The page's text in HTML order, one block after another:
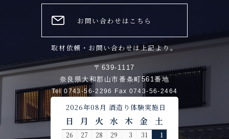
お問い合わせはこちら
取材依頼・お問い合わせは上記より。
〒639-1117
奈良県大和郡山市番条町561番地
Tel 0743-56-2296 Fax 0743-56-2464